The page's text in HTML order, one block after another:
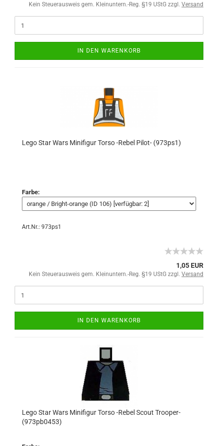
Kein Steuerausweis gem. Kleinuntern.-Reg. §19 UStG zzgl. Versand
IN DEN WARENKORB
Lego Star Wars Minifigur Torso -Rebel Pilot- (973ps1)
Farbe:
Art.Nr.: 973ps1
1,05 EUR
Kein Steuerausweis gem. Kleinuntern.-Reg. §19 UStG zzgl. Versand
IN DEN WARENKORB
Lego Star Wars Minifigur Torso -Rebel Scout Trooper-
(973pb0453)